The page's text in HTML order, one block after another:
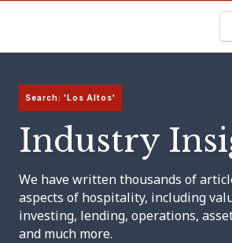
Search: 'Los Altos'
Industry
We have written thousands of
aspects of hospitality, including
investing, lending, operations,
and much more.